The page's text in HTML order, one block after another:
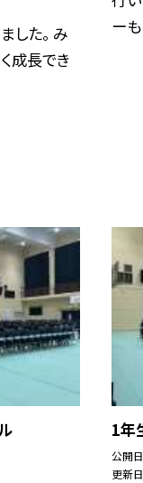
した。 み
成長でき
ー
1年
公開日
更新日